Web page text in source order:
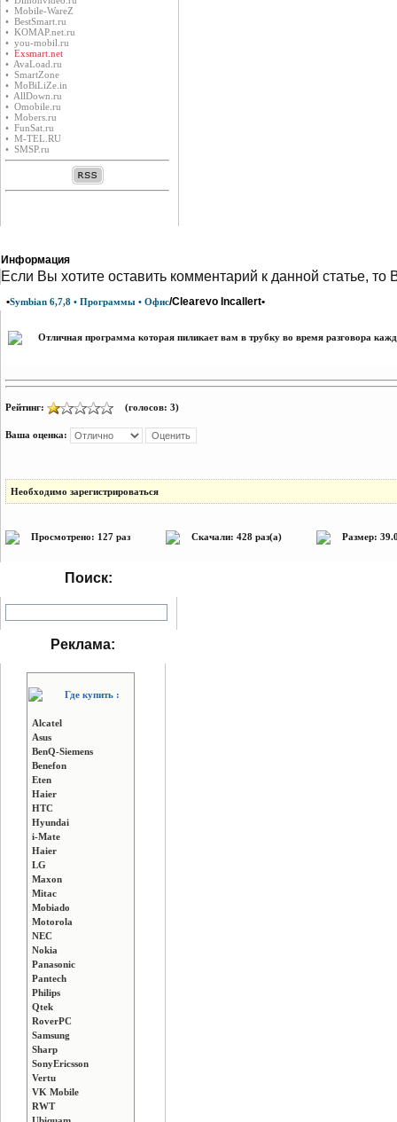
• Mobile-WareZ
• BestSmart.ru
• KOMAP.net.ru
• you-mobil.ru
• Exsmart.net
• AvaLoad.ru
• SmartZone
• MoBiLiZe.in
• AllDown.ru
• Оmobile.ru
• Mobers.ru
• FunSat.ru
• M-TEL.RU
• SMSP.ru
Информация
Eсли Вы хотите оставить комментарий к данной статье,
•Symbian 6,7,8 • Программы • Офис/Clearevo Incallert•
Отличная программа которая пиликает вам в трубку во время разговора
Рейтинг: (голосов: 3)
Ваша оценка:
Необходимо зарегистрироваться
Просмотрено: 127 раз Скачали: 428 раз(а) Размер:
Поиск:
Реклама:
Где купить :
Alcatel
Asus
BenQ-Siemens
Benefon
Eten
Haier
HTC
Hyundai
i-Mate
Haier
LG
Maxon
Mitac
Mobiado
Motorola
NEC
Nokia
Panasonic
Pantech
Philips
Qtek
RoverPC
Samsung
Sharp
SonyEricsson
Vertu
VK Mobile
RWT